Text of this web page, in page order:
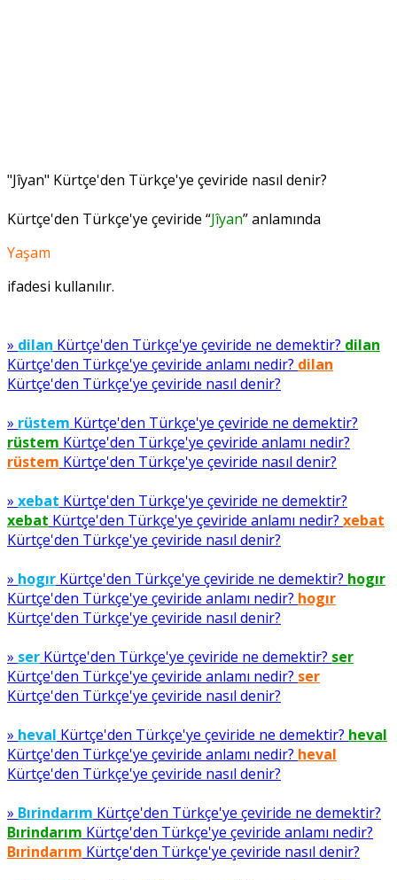
"Jîyan" Kürtçe'den Türkçe'ye çeviride nasıl denir?
Kürtçe'den Türkçe'ye çeviride “Jîyan” anlamında
Yaşam
ifadesi kullanılır.
» dilan Kürtçe'den Türkçe'ye çeviride ne demektir? dilan
Kürtçe'den Türkçe'ye çeviride anlamı nedir? dilan
Kürtçe'den Türkçe'ye çeviride nasıl denir?
» rüstem Kürtçe'den Türkçe'ye çeviride ne demektir?
rüstem Kürtçe'den Türkçe'ye çeviride anlamı nedir?
rüstem Kürtçe'den Türkçe'ye çeviride nasıl denir?
» xebat Kürtçe'den Türkçe'ye çeviride ne demektir?
xebat Kürtçe'den Türkçe'ye çeviride anlamı nedir? xebat
Kürtçe'den Türkçe'ye çeviride nasıl denir?
» hogır Kürtçe'den Türkçe'ye çeviride ne demektir? hogır
Kürtçe'den Türkçe'ye çeviride anlamı nedir? hogır
Kürtçe'den Türkçe'ye çeviride nasıl denir?
» ser Kürtçe'den Türkçe'ye çeviride ne demektir? ser
Kürtçe'den Türkçe'ye çeviride anlamı nedir? ser
Kürtçe'den Türkçe'ye çeviride nasıl denir?
» heval Kürtçe'den Türkçe'ye çeviride ne demektir? heval
Kürtçe'den Türkçe'ye çeviride anlamı nedir? heval
Kürtçe'den Türkçe'ye çeviride nasıl denir?
» Bırindarım Kürtçe'den Türkçe'ye çeviride ne demektir?
Bırindarım Kürtçe'den Türkçe'ye çeviride anlamı nedir?
Bırindarım Kürtçe'den Türkçe'ye çeviride nasıl denir?